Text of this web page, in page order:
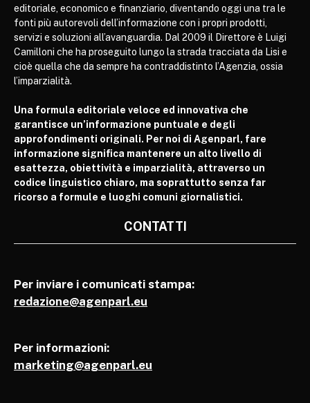
editoriale, economico e finanziario, diventando oggi una tra le
fonti più autorevoli dell’informazione con i propri prodotti,
servizi e soluzioni all’avanguardia. Dal 2009 il Direttore è Luigi
Camilloni che ha proseguito lungo la strada tracciata da Lisi e
cioè quella che da sempre ha contraddistinto l’Agenzia, ossia
l’imparzialità.
Una formula editoriale veloce ed innovativa che
garantisce un’informazione puntuale e degli
approfondimenti originali. Per noi di Agenparl, fare
informazione significa mantenere un alto livello di
esattezza, obiettività e imparzialità, attraverso un
codice linguistico chiaro, ma soprattutto senza far
ricorso a formule e luoghi comuni giornalistici.
CONTATTI
Per inviare i comunicati stampa:
redazione@agenparl.eu
Per informazioni:
marketing@agenparl.eu